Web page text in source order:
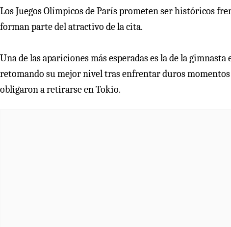
Los Juegos Olímpicos de París prometen ser históricos
forman parte del atractivo de la cita.
Una de las apariciones más esperadas es la de la
retomando su mejor nivel tras enfrentar duros
obligaron a retirarse en Tokio.